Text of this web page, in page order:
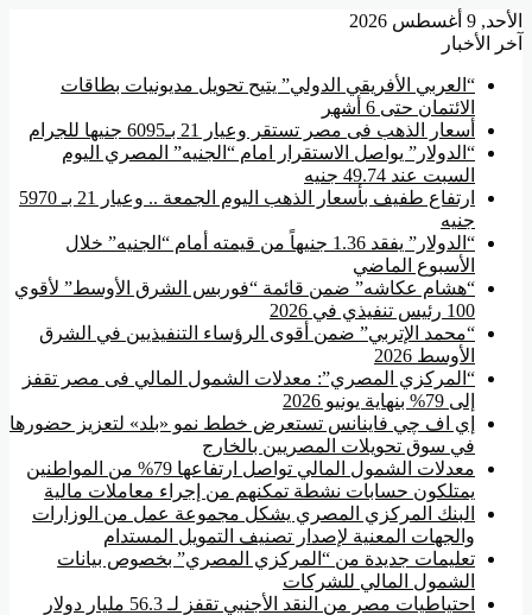
9 أغسطس 2026
الأخبار
“العربي الأفريقي الدولي” يتيح تحويل مديونيات بطاقات
الائتمان حتى 6 أشهر
أسعار الذهب فى مصر تستقر وعيار 21 بـ6095 جنيها للجرام
“الدولار” يواصل الاستقرار امام “الجنيه” المصري اليوم
السبت عند 49.74 جنيه
ارتفاع طفيف بأسعار الذهب اليوم الجمعة .. وعيار 21 بـ 5970
جنيه
“الدولار” يفقد 1.36 جنيهاً من قيمته أمام “الجنيه” خلال
الأسبوع الماضي
“هشام عكاشه” ضمن قائمة “فوربس الشرق الأوسط” لأقوي
100 رئيس تنفيذي في 2026
“محمد الإتربي” ضمن أقوى الرؤساء التنفيذيين في الشرق
الأوسط 2026
“المركزي المصري”: معدلات الشمول المالي فى مصر تقفز
إلى 79% بنهاية يونيو 2026
إي اف چي فاينانس تستعرض خطط نمو «بلد» لتعزيز حضورها
في سوق تحويلات المصريين بالخارج
معدلات الشمول المالي تواصل ارتفاعها 79% من المواطنين
يمتلكون حسابات نشطة تمكنهم من إجراء معاملات مالية
البنك المركزي المصري يشكل مجموعة عمل من الوزارات
والجهات المعنية لإصدار تصنيف التمويل المستدام
تعليمات جديدة من “المركزي المصري” بخصوص بيانات
الشمول المالي للشركات
احتياطيات مصر من النقد الأجنبي تقفز لـ 56.3 مليار دولار